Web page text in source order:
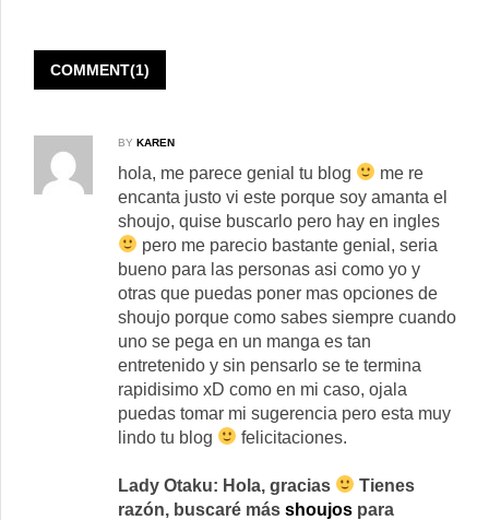
COMMENT(1)
BY KAREN
hola, me parece genial tu blog
me re
encanta justo vi este porque soy amanta el
shoujo, quise buscarlo pero hay en ingles
pero me parecio bastante genial, seria
bueno para las personas asi como yo y
otras que puedas poner mas opciones de
shoujo porque como sabes siempre cuando
uno se pega en un manga es tan
entretenido y sin pensarlo se te termina
rapidisimo xD como en mi caso, ojala
puedas tomar mi sugerencia pero esta muy
lindo tu blog
felicitaciones.
Lady Otaku: Hola, gracias
Tienes
razón, buscaré más shoujospara